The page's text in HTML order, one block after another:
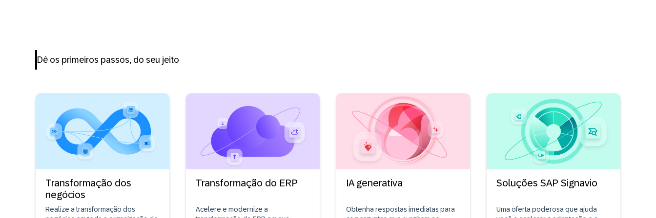
Dê os primeiros passos, do seu jeito
Transformação dos
negócios
Realize a transformação dos
Transformação do ERP
Acelere e modernize a
IA generativa
Obtenha respostas imediatas para
Soluções SAP Signavio
Uma oferta poderosa que ajuda